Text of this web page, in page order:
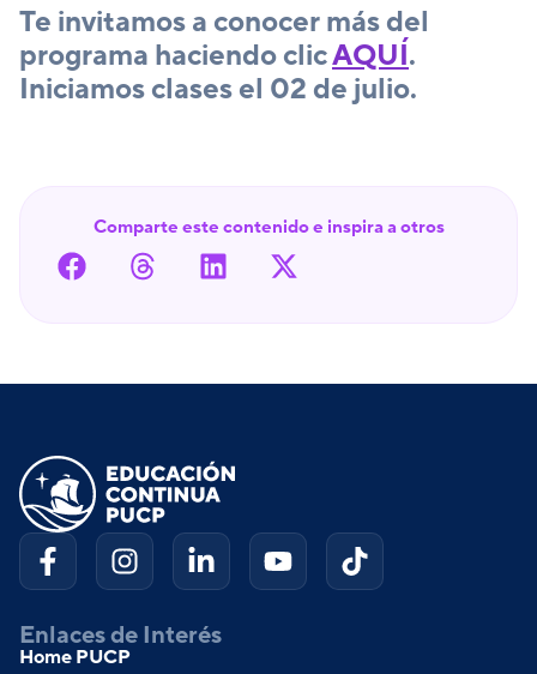
Te invitamos a conocer más del
programa haciendo clicAQUÍ.
Iniciamos clases el 02 de julio.
Comparte este contenido e inspira a otros
Enlaces de Interés
Home PUCP